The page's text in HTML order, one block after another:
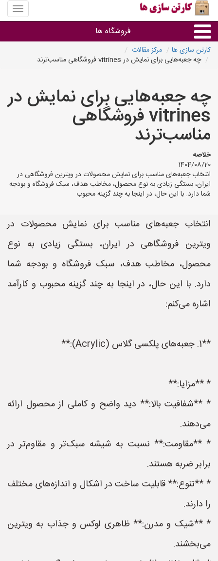
منوی
سایت
سازی
فروشگاه ها
کارتن جعبه
سایر گروه ها
فروشنده های کارتن جعبه
کارتن سازی ها
مرکز مقالات
چه جعبه‌هایی برای نمایش در vitrines فروشگاهی مناسب‌ترند
چه جعبه‌هایی برای نمایش در
vitrines فروشگاهی
مناسب‌ترند
خلاصه
1404/08/20
انتخاب جعبه‌های مناسب برای نمایش محصولات در ویترین فروشگاهی در
ایران، بستگی زیادی به نوع محصول، مخاطب هدف، سبک فروشگاه و بودجه
شما دارد. با این حال، در اینجا به چند گزینه محبوب
انتخاب جعبه‌های مناسب برای نمایش محصولات در
ویترین فروشگاهی در ایران، بستگی زیادی به نوع
محصول، مخاطب هدف، سبک فروشگاه و بودجه شما
دارد. با این حال، در اینجا به چند گزینه محبوب و کارآمد
اشاره می‌کنم:
**1. جعبه‌های پلکسی گلاس (Acrylic):**
* **مزایا:**
* **شفافیت بالا:** دید واضح و کاملی از محصول ارائه
می‌دهند.
* **مقاومت:** نسبت به شیشه سبک‌تر و مقاوم‌تر در
برابر ضربه هستند.
* **تنوع:** قابلیت ساخت در اشکال و اندازه‌های مختلف
را دارند.
* **شیک و مدرن:** ظاهری لوکس و جذاب به ویترین
می‌بخشند.